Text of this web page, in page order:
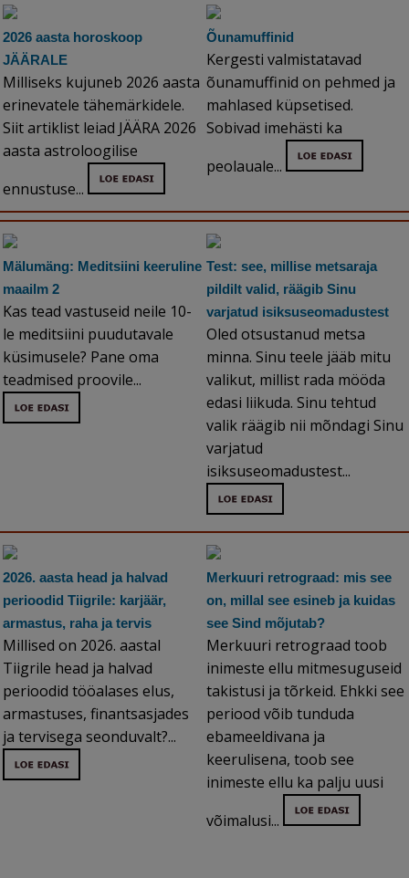
2026 aasta horoskoop
JÄÄRALE
Milliseks kujuneb 2026 aasta
erinevatele tähemärkidele.
Siit artiklist leiad JÄÄRA 2026
aasta astroloogilise
ennustuse...
Õunamuffinid
Kergesti valmistatavad
õunamuffinid on pehmed ja
mahlased küpsetised.
Sobivad imehästi ka
peolauale...
Mälumäng: Meditsiini keeruline
maailm 2
Kas tead vastuseid neile 10-
le meditsiini puudutavale
küsimusele? Pane oma
teadmised proovile...
Test: see, millise metsaraja
pildilt valid, räägib Sinu
varjatud isiksuseomadustest
Oled otsustanud metsa
minna. Sinu teele jääb mitu
valikut, millist rada mööda
edasi liikuda. Sinu tehtud
valik räägib nii mõndagi Sinu
varjatud
isiksuseomadustest...
2026. aasta head ja halvad
perioodid Tiigrile: karjäär,
armastus, raha ja tervis
Millised on 2026. aastal
Tiigrile head ja halvad
perioodid tööalases elus,
armastuses, finantsasjades
ja tervisega seonduvalt?...
Merkuuri retrograad: mis see
on, millal see esineb ja kuidas
see Sind mõjutab?
Merkuuri retrograad toob
inimeste ellu mitmesuguseid
takistusi ja tõrkeid. Ehkki see
periood võib tunduda
ebameeldivana ja
keerulisena, toob see
inimeste ellu ka palju uusi
võimalusi...